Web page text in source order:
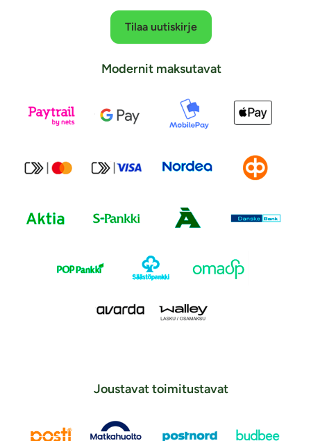
Tilaa uutiskirje
Modernit maksutavat
Joustavat toimitustavat